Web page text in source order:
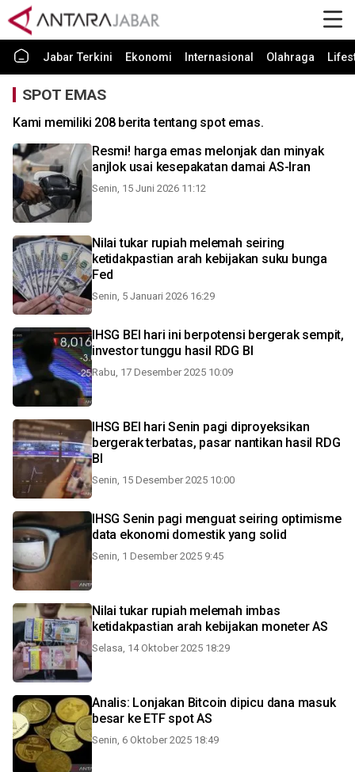
Jabar Terkini Ekonomi Internasional Olahraga
SPOT EMAS
Kami memiliki 208 berita tentang spot emas.
Resmi! harga emas melonjak dan minyak
anjlok usai kesepakatan damai AS-Iran
Senin, 15 Juni 2026 11:12
Nilai tukar rupiah melemah seiring
ketidakpastian arah kebijakan suku bunga
Fed
Senin, 5 Januari 2026 16:29
IHSG BEI hari ini berpotensi bergerak sempit,
investor tunggu hasil RDG BI
Rabu, 17 Desember 2025 10:09
IHSG BEI hari Senin pagi diproyeksikan
bergerak terbatas, pasar nantikan hasil RDG
BI
Senin, 15 Desember 2025 10:00
IHSG Senin pagi menguat seiring optimisme
data ekonomi domestik yang solid
Senin, 1 Desember 2025 9:45
Nilai tukar rupiah melemah imbas
ketidakpastian arah kebijakan moneter AS
Selasa, 14 Oktober 2025 18:29
Analis: Lonjakan Bitcoin dipicu dana masuk
besar ke ETF spot AS
Senin, 6 Oktober 2025 18:49